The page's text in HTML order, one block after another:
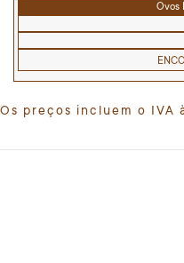
Ovos
Os preços incluem o IVA